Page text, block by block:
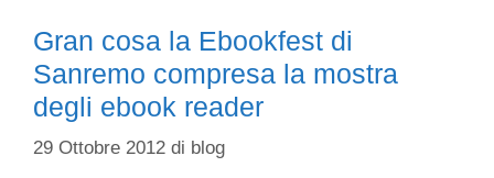
Gran cosa la Ebookfest di
Sanremo compresa la mostra
degli ebook reader
29 Ottobre 2012 di blog